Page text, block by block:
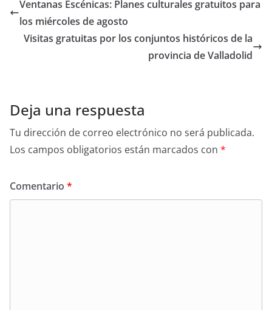
A
p
b
o
ar
tir
Ventanas Escénicas: Planes culturales gratuitos para
los miércoles de agosto
Visitas gratuitas por los conjuntos históricos de la
provincia de Valladolid
Deja una respuesta
Tu dirección de correo electrónico no será publicada.
Los campos obligatorios están marcados con *
Comentario *